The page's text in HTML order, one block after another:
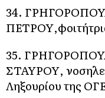
34.
35.
ΣΤΑΥΡΟΥ,
Ληξουρίου της